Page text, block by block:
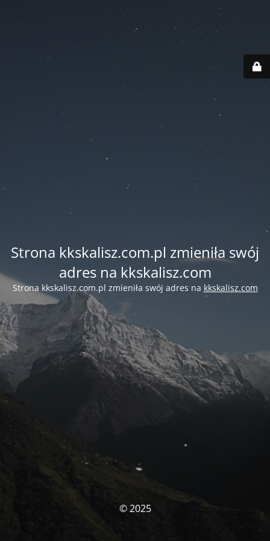
Strona kkskalisz.com.pl zmieniła swój
adres na kkskalisz.com
Strona kkskalisz.com.pl zmieniła swój adres na kkskalisz.com
© 2025